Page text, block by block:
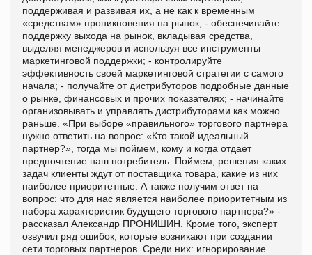
поддерживая и развивая их, а не как к временным
«средствам» проникновения на рынок; - обеспечивайте
поддержку выхода на рынок, вкладывая средства,
выделяя менеджеров и используя все инструменты
маркетинговой поддержки; - контролируйте
эффективность своей маркетинговой стратегии с самого
начала; - получайте от дистрибуторов подробные данные
о рынке, финансовых и прочих показателях; - начинайте
организовывать и управлять дистрибуторами как можно
раньше. «При выборе «правильного» торгового партнера
нужно ответить на вопрос: «Кто такой идеальный
партнер?», тогда мы поймем, кому и когда отдает
предпочтение наш потребитель. Поймем, решения каких
задач клиенты ждут от поставщика товара, какие из них
наиболее приоритетные. А также получим ответ на
вопрос: что для нас является наиболее приоритетным из
набора характеристик будущего торгового партнера?» -
рассказал Александр ПРОНИШИН. Кроме того, эксперт
озвучил ряд ошибок, которые возникают при создании
сети торговых партнеров. Среди них: игнорирование